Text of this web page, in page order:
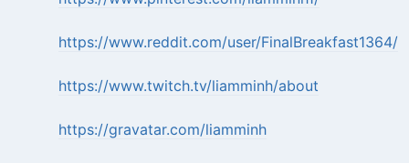
https://www.reddit.com/user/FinalBreakfast1364/
https://www.twitch.tv/liamminh/about
https://gravatar.com/liamminh